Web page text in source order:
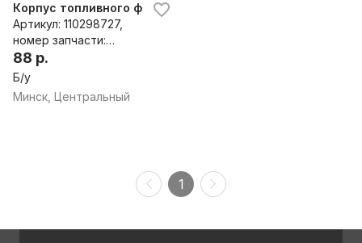
Корпус топливного фильтра к Dodge Caravan 3
Артикул: 110298727,
номер запчасти:
110298727
88 р.
Б/у
Минск, Центральный
1